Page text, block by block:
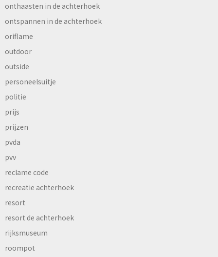
onthaasten in de achterhoek
ontspannen in de achterhoek
oriflame
outdoor
outside
personeelsuitje
politie
prijs
prijzen
pvda
pvv
reclame code
recreatie achterhoek
resort
resort de achterhoek
rijksmuseum
roompot